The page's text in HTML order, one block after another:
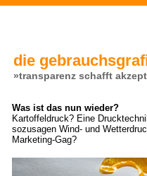
die
»transparenz schafft
Was ist das nun wieder?
Kartoffeldruck? Eine
sozusagen Wind- und
Marketing-Gag?